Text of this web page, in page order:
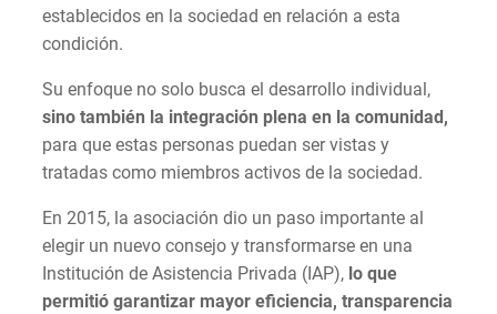
establecidos en la sociedad en relación a esta
condición.
Su enfoque no solo busca el desarrollo individual,
sino también la integración plena en la comunidad,
para que estas personas puedan ser vistas y
tratadas como miembros activos de la sociedad.
En 2015, la asociación dio un paso importante al
elegir un nuevo consejo y transformarse en una
Institución de Asistencia Privada (IAP), lo que
permitió garantizar mayor eficiencia, transparencia